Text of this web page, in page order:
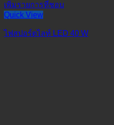
เพิ่มรายการที่ชอบ
Quick View
ไฟสปอร์ตไลท์ LED 40 W